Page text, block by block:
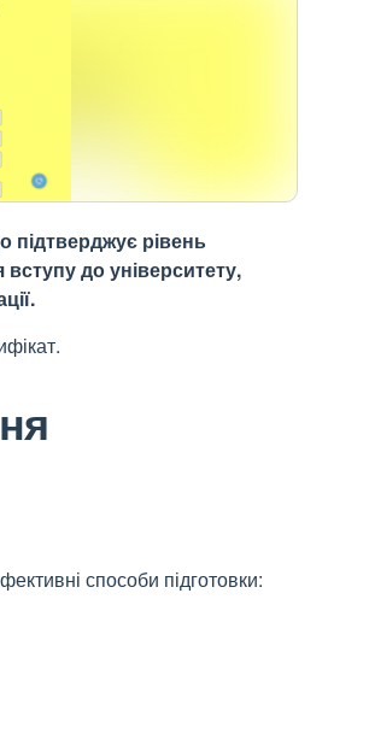
підтверджує рівень
до університету,
способи підготовки: